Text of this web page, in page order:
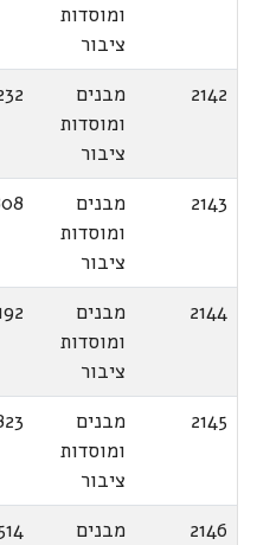
ומוסדות
ציבור
2142
מבנים
ומוסדות
ציבור
2143
מבנים
ומוסדות
ציבור
2144
מבנים
ומוסדות
ציבור
2145
מבנים
ומוסדות
ציבור
2146
מבנים